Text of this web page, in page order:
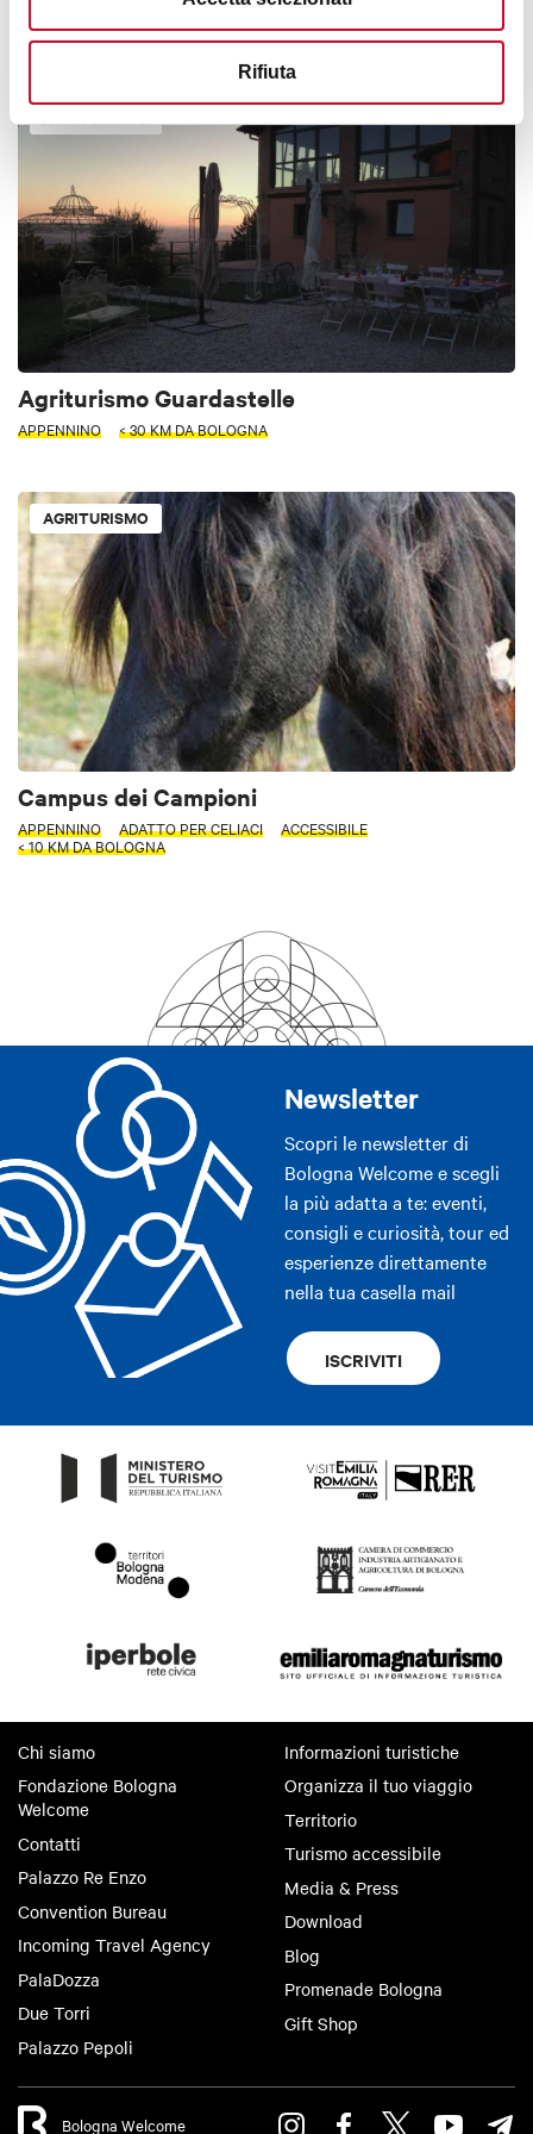
Rifiuta
APPENNINO ACCESSIBILE < 70 KM DA BOLOGNA
Agriturismo Guardastelle
APPENNINO < 30 KM DA BOLOGNA
AGRITURISMO
Campus dei Campioni
APPENNINO ADATTO PER CELIACI
ACCESSIBILE
< 10 KM DA BOLOGNA
Newsletter
Scopri le newsletter di
Bologna Welcome e scegli
la più adatta a te: eventi,
consigli e curiosità, tour ed
esperienze direttamente
nella tua casella mail
ISCRIVITI
Chi siamo
Fondazione Bologna
Welcome
Contatti
Palazzo Re Enzo
Convention Bureau
Incoming Travel Agency
PalaDozza
Due Torri
Palazzo Pepoli
Informazioni turistiche
Organizza il tuo viaggio
Territorio
Turismo accessibile
Media & Press
Download
Blog
Promenade Bologna
Gift Shop
Bologna Welcome